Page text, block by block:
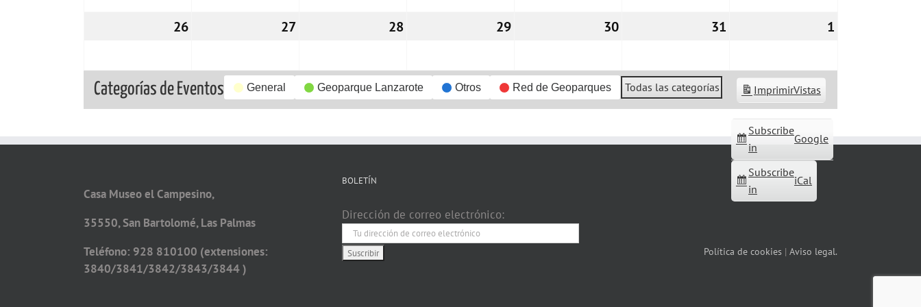
2626/12/2022 2727/12/2022 2828/12/2022 2929/12/2022 3030/12/2022 31 1
Categorías de Eventos General Geoparque Lanzarote Otros Red de Geoparques Todas las categorías
Subscribe
in
Google
Subscribe
in
iCal
ImprimirVistas
Casa Museo el Campesino,
35550, San Bartolomé, Las Palmas
Teléfono: 928 810100 (extensiones:
3840/3841/3842/3843/3844 )
BOLETÍN
Dirección de correo electrónico:
Política de cookies | Aviso legal.